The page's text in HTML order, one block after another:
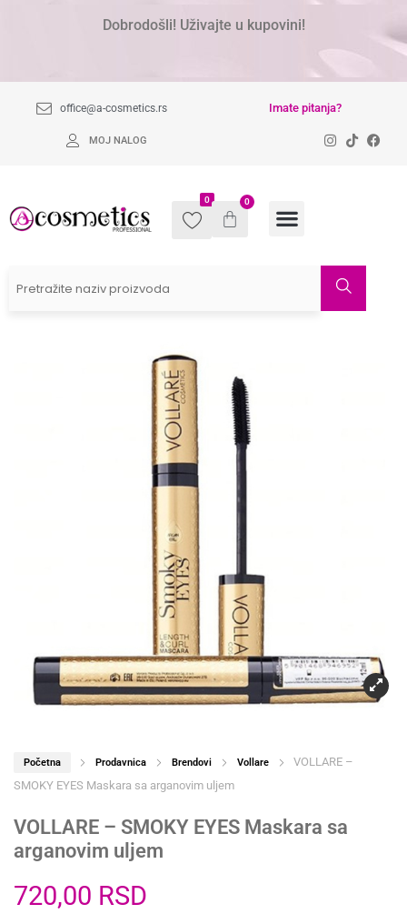
Dobrodošli! Uživajte u kupovini!
office@a-cosmetics.rs Imate pitanja?
MOJ NALOG
0 0
Početna Prodavnica Brendovi Vollare
VOLLARE –
SMOKY EYES Maskara sa arganovim uljem
VOLLARE – SMOKY EYES Maskara sa
arganovim uljem
720,00 RSD